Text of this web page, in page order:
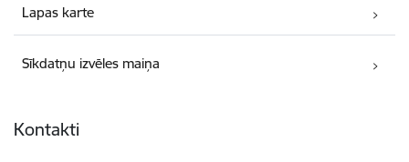
Lapas karte
Sīkdatņu izvēles maiņa
Kontakti